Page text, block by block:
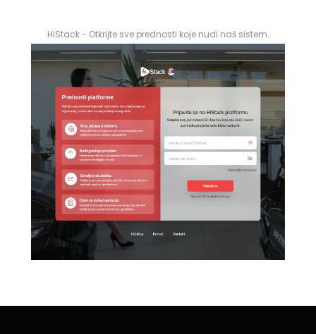
HiStack - Otkrijte sve prednosti koje nudi naš sistem.